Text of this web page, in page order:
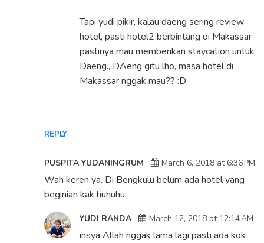
REPLY
Tapi yudi pikir, kalau daeng sering review
hotel, pasti hotel2 berbintang di Makassar
pastinya mau memberikan staycation untuk
Daeng., DAeng gitu lho, masa hotel di
Makassar nggak mau?? :D
PUSPITA YUDANINGRUM March 6, 2018 at 6:36 PM
Wah keren ya. Di Bengkulu belum ada hotel yang
beginian kak huhuhu
YUDI RANDA March 12, 2018 at 12:14 AM
insya Allah nggak lama lagi pasti ada kok